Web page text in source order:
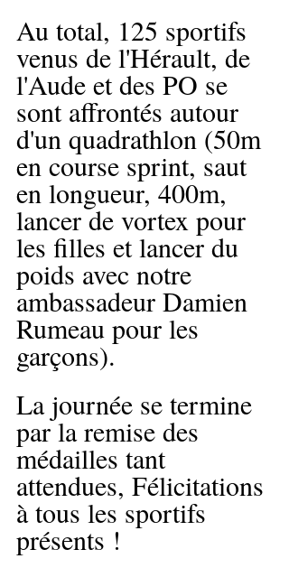
Au total, 125 sportifs
venus de l'Hérault, de
l'Aude et des PO se
sont affrontés autour
d'un quadrathlon (50m
en course sprint, saut
en longueur, 400m,
lancer de vortex pour
les filles et lancer du
poids avec notre
ambassadeur Damien
Rumeau pour les
garçons).
La journée se termine
par la remise des
médailles tant
attendues, Félicitations
à tous les sportifs
présents !